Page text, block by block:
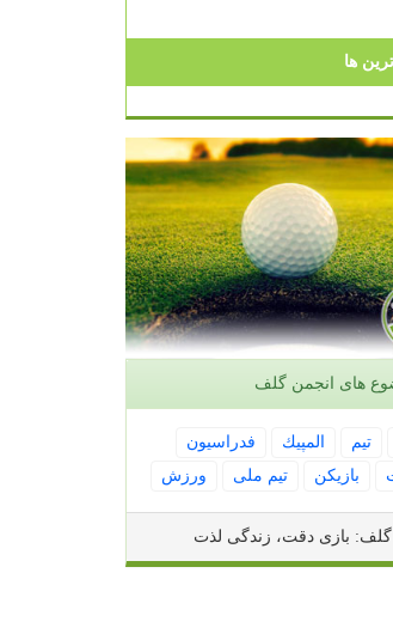
ها
های انجمن گلف
تیم المپیك
فدراسیون
بازیكن تیم ملی ورزش
گلف: بازی دقت، زندگی لذت